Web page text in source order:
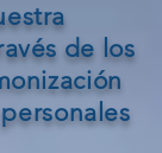
de los